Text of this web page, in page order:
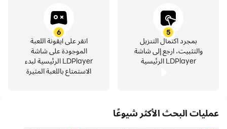
5
بمجرد اكتمال التنزيل
والتثبيت، ارجع إلى شاشة
LDPlayer الرئيسية
6
انقر على أيقونة اللعبة
الموجودة على شاشة
LDPlayer الرئيسية لبدء
الاستمتاع باللعبة المثيرة
عمليات البحث الأكثر شيوعًا